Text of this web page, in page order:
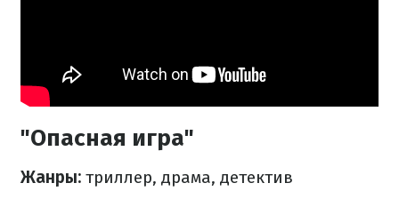
"Опасная игра"
Жанры: триллер, драма, детектив